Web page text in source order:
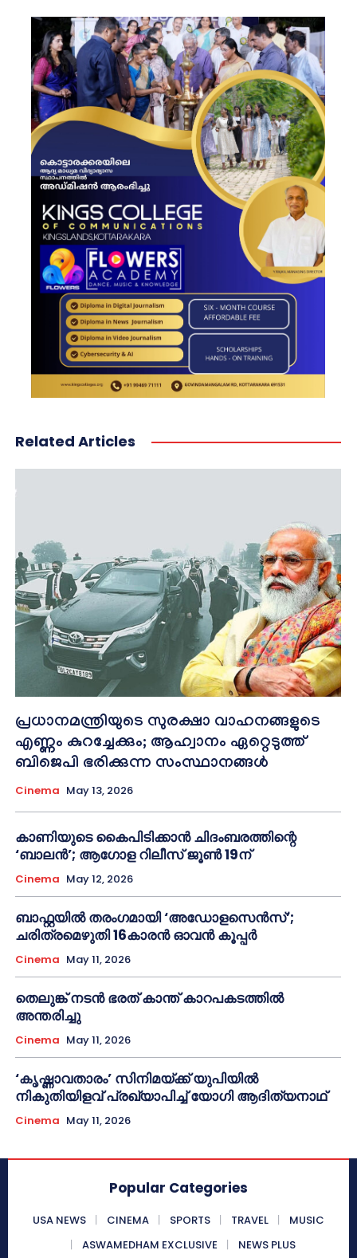
Related Articles
പ്രധാനമന്ത്രിയുടെ സുരക്ഷാ വാഹനങ്ങളുടെ
എണ്ണം കുറച്ചേക്കും; ആഹ്വാനം ഏറ്റെടുത്ത്
ബിജെപി ഭരിക്കുന്ന സംസ്ഥാനങ്ങള്‍
Cinema May 13, 2026
കാണിയുടെ കൈപിടിക്കാൻ ചിദംബരത്തിന്റെ
‘ബാലൻ’; ആഗോള റിലീസ് ജൂൺ 19ന്
Cinema May 12, 2026
ബാഫ്റ്റയിൽ തരംഗമായി ‘അഡോളസെൻസ്’;
ചരിത്രമെഴുതി 16കാരൻ ഓവൻ കൂപ്പർ
Cinema May 11, 2026
തെലുങ്ക് നടൻ ഭരത് കാന്ത് കാറപകടത്തിൽ
അന്തരിച്ചു
Cinema May 11, 2026
‘കൃഷ്ണാവതാരം’ സിനിമയ്ക്ക് യുപിയിൽ
നികുതിയിളവ് പ്രഖ്യാപിച്ച് യോഗി ആദിത്യനാഥ്
Cinema May 11, 2026
Popular Categories
USA NEWS CINEMA SPORTS TRAVEL
MUSIC
ASWAMEDHAM EXCLUSIVE
NEWS PLUS